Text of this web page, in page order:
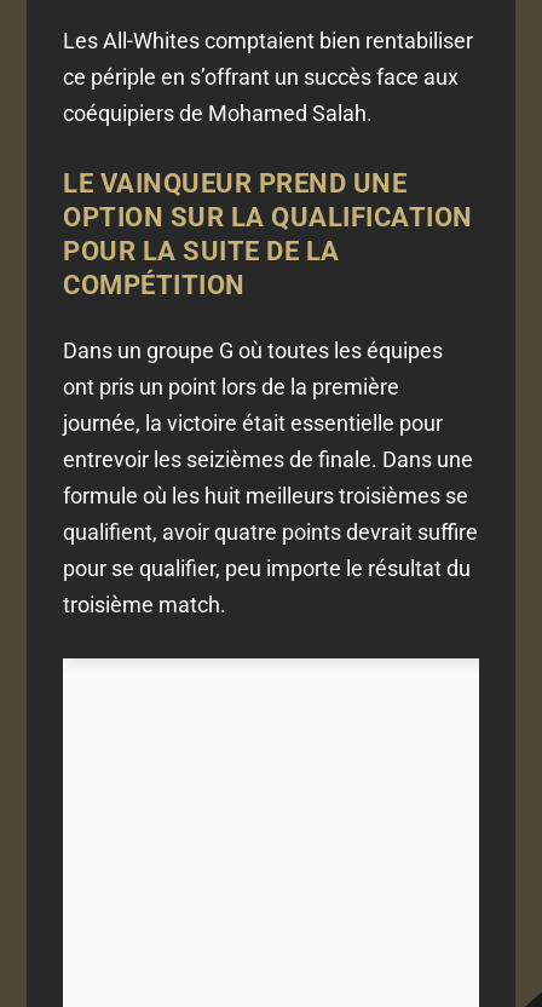
Les All-Whites comptaient bien rentabiliser
ce périple en s’offrant un succès face aux
coéquipiers de Mohamed Salah.
LE VAINQUEUR PREND UNE
OPTION SUR LA QUALIFICATION
POUR LA SUITE DE LA
COMPÉTITION
Dans un groupe G où toutes les équipes
ont pris un point lors de la première
journée, la victoire était essentielle pour
entrevoir les seizièmes de finale. Dans une
formule où les huit meilleurs troisièmes se
qualifient, avoir quatre points devrait suffire
pour se qualifier, peu importe le résultat du
troisième match.